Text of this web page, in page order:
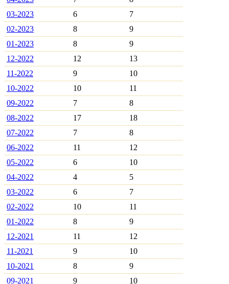
03-2023
6
7
02-2023
8
9
01-2023
8
9
12-2022
12
13
11-2022
9
10
10-2022
10
11
09-2022
7
8
08-2022
17
18
07-2022
7
8
06-2022
11
12
05-2022
6
10
04-2022
4
5
03-2022
6
7
02-2022
10
11
01-2022
8
9
12-2021
11
12
11-2021
9
10
10-2021
8
9
09-2021
9 10